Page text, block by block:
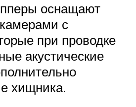
оснащают
с
при проводке
акустические
хищника.